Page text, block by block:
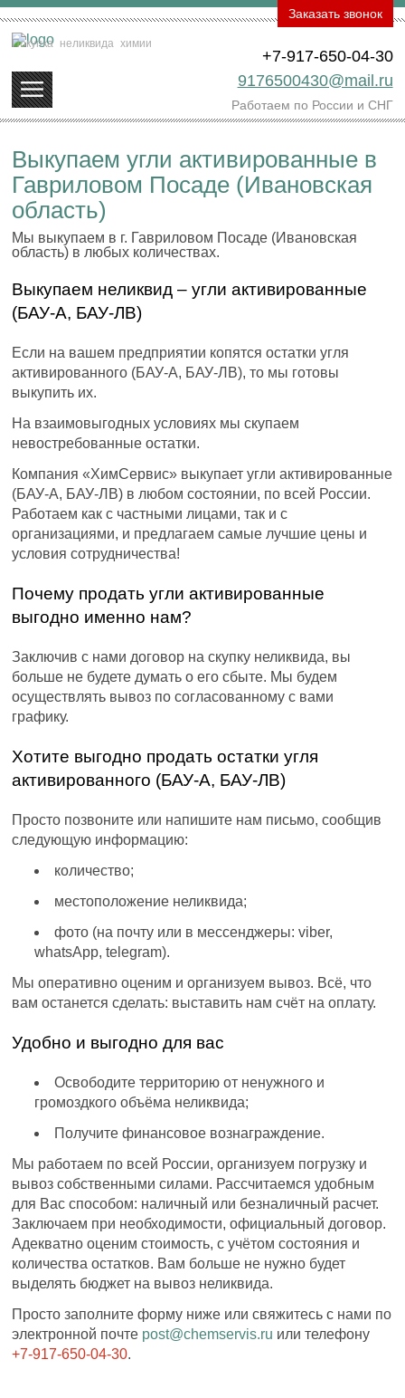
Покупка неликвида химии
+7-917-650-04-30
9176500430@mail.ru
Работаем по России и СНГ
Заказать звонок
Выкупаем угли активированные в
Гавриловом Посаде (Ивановская
область)
Мы выкупаем в г. Гавриловом Посаде (Ивановская
область) в любых количествах.
Выкупаем неликвид – угли активированные
(БАУ-А, БАУ-ЛВ)
Если на вашем предприятии копятся остатки угля
активированного (БАУ-А, БАУ-ЛВ), то мы готовы
выкупить их.
На взаимовыгодных условиях мы скупаем
невостребованные остатки.
Компания «ХимСервис» выкупает угли активированные
(БАУ-А, БАУ-ЛВ) в любом состоянии, по всей России.
Работаем как с частными лицами, так и с
организациями, и предлагаем самые лучшие цены и
условия сотрудничества!
Почему продать угли активированные
выгодно именно нам?
Заключив с нами договор на скупку неликвида, вы
больше не будете думать о его сбыте. Мы будем
осуществлять вывоз по согласованному с вами
графику.
Хотите выгодно продать остатки угля
активированного (БАУ-А, БАУ-ЛВ)
Просто позвоните или напишите нам письмо, сообщив
следующую информацию:
количество;
местоположение неликвида;
фото (на почту или в мессенджеры: viber,
whatsApp, telegram).
Мы оперативно оценим и организуем вывоз. Всё, что
вам останется сделать: выставить нам счёт на оплату.
Удобно и выгодно для вас
Освободите территорию от ненужного и
громоздкого объёма неликвида;
Получите финансовое вознаграждение.
Мы работаем по всей России, организуем погрузку и
вывоз собственными силами. Рассчитаемся удобным
для Вас способом: наличный или безналичный расчет.
Заключаем при необходимости, официальный договор.
Адекватно оценим стоимость, с учётом состояния и
количества остатков. Вам больше не нужно будет
выделять бюджет на вывоз неликвида.
Просто заполните форму ниже или свяжитесь с нами по
электронной почте post@chemservis.ru или телефону
+7-917-650-04-30.